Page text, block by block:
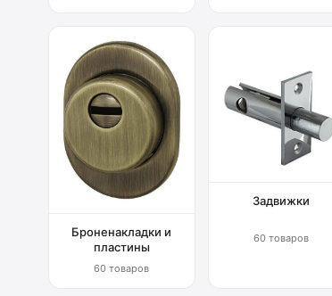
Броненакладки и
пластины
60 товаров
Задвижки
60 товаров